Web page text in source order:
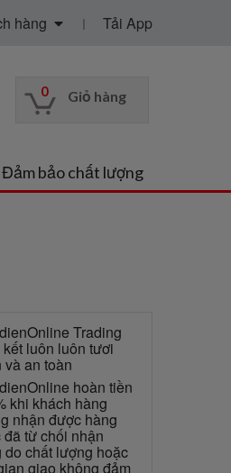
hàng Tải App
0 Giỏ hàng
Đảm bảo chất lượng
Trading
kết luôn luôn tươi
và an toàn
hoàn tiền
khi khách hàng
nhận được hàng
đã từ chối nhận
do chất lượng hoặc
giao không đảm